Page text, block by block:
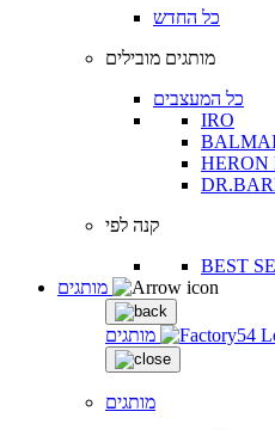
כל החדש
מותגים מובילים
כל המעצבים
IRO
HERON
קנה לפי
BEST
מותגים
מותגים